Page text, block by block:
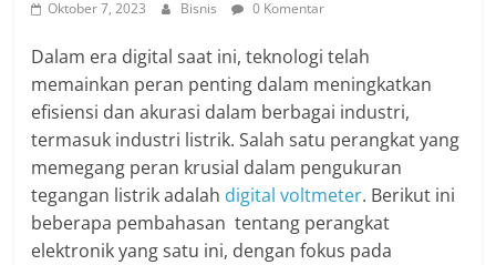
Oktober 7, 2023 Bisnis 0 Komentar
Dalam era digital saat ini, teknologi telah
memainkan peran penting dalam meningkatkan
efisiensi dan akurasi dalam berbagai industri,
termasuk industri listrik. Salah satu perangkat yang
memegang peran krusial dalam pengukuran
tegangan listrik adalah digital voltmeter. Berikut ini
beberapa pembahasan tentang perangkat
elektronik yang satu ini, dengan fokus pada